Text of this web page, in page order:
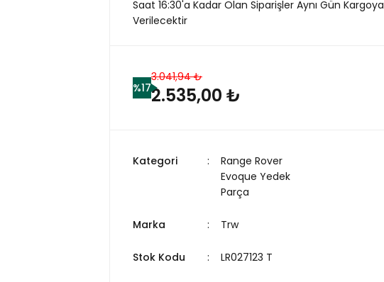
Saat 16:30'a Kadar Olan Siparişler Aynı Gün Kargoya
Verilecektir
%17
3.041,94 ₺
2.535,00 ₺
Kategori
Range Rover
Evoque Yedek
Parça
Marka Trw
Stok Kodu LR027123 T